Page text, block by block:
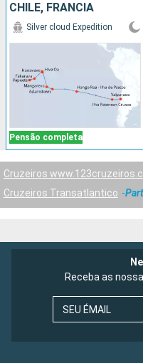
CHILE, FRANCIA
Pensão completa
Silver cloud Expedition
Cruzeiros
Cruzeiros Transatlantico
Receba as
SEU ÉMAIL